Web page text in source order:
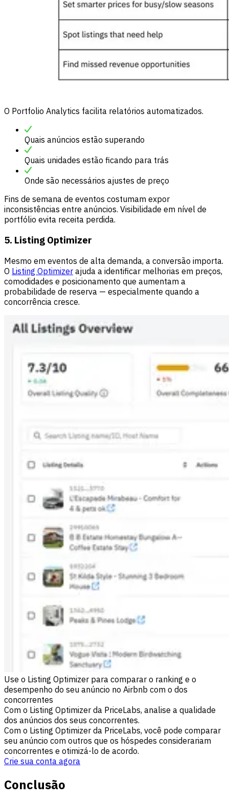
O Portfolio Analytics facilita relatórios automatizados.
Quais anúncios estão superando
Quais unidades estão ficando para trás
Onde são necessários ajustes de preço
Fins de semana de eventos costumam expor
inconsistências entre anúncios. Visibilidade em nível de
portfólio evita receita perdida.
5. Listing Optimizer
Mesmo em eventos de alta demanda, a conversão importa.
O Listing Optimizer ajuda a identificar melhorias em preços,
comodidades e posicionamento que aumentam a
probabilidade de reserva — especialmente quando a
concorrência cresce.
Use o Listing Optimizer para comparar o ranking e o
desempenho do seu anúncio no Airbnb com o dos
concorrentes
Com o Listing Optimizer da PriceLabs, analise a qualidade
dos anúncios dos seus concorrentes.
Com o Listing Optimizer da PriceLabs, você pode comparar
seu anúncio com outros que os hóspedes considerariam
concorrentes e otimizá-lo de acordo.
Crie sua conta agora
Conclusão